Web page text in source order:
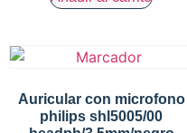
Auricular con microfono
philips shl5005/00